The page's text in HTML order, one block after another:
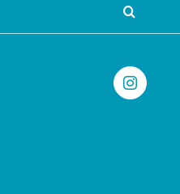
Instagram